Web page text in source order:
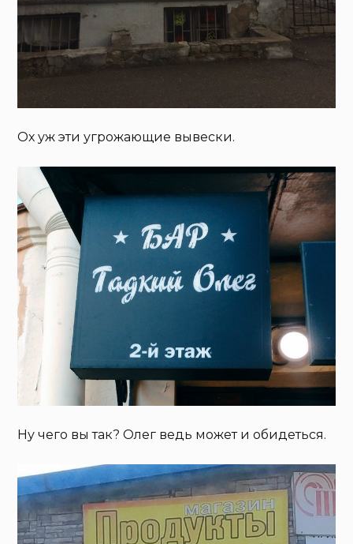
Ох уж эти угрожающие вывески.
Ну чего вы так? Олег ведь может и обидеться.